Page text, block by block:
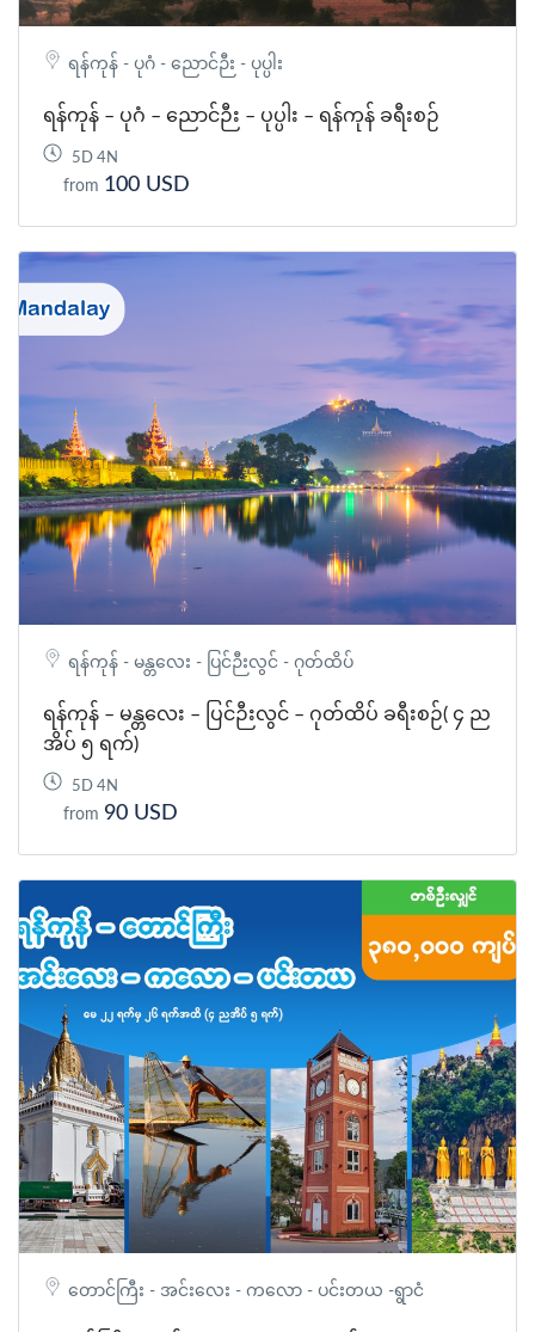
ရန်ကုန် - ပုဂံ - ညောင်ဉီး - ပုပ္ပါး
ရန်ကုန် – ပုဂံ – ညောင်ဉီး – ပုပ္ပါး – ရန်ကုန် ခရီးစဉ်
5D 4N
from 100 USD
ရန်ကုန် - မန္တလေး - ပြင်ဉီးလွင် - ဂုတ်ထိပ်
ရန်ကုန် – မန္တလေး – ပြင်ဉီးလွင် – ဂုတ်ထိပ် ခရီးစဉ်( ၄ ည
အိပ် ၅ ရက်)
5D 4N
from 90 USD
တောင်ကြီး - အင်းလေး - ကလော - ပင်းတယ -ရွာငံ